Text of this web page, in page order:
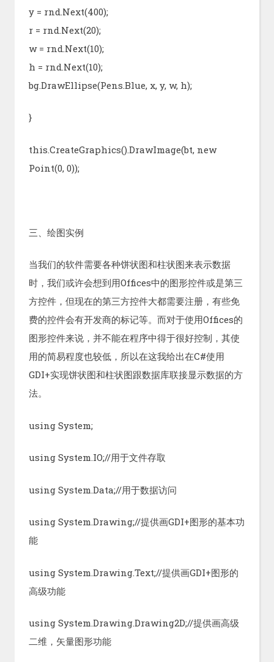
y = rnd.Next(400);
r = rnd.Next(20);
w = rnd.Next(10);
h = rnd.Next(10);
bg.DrawEllipse(Pens.Blue, x, y, w, h);
}
this.CreateGraphics().DrawImage(bt, new
Point(0, 0));
三、绘图实例
当我们的软件需要各种饼状图和柱状图来表示数据
时，我们或许会想到用Offices中的图形控件或是第三
方控件，但现在的第三方控件大都需要注册，有些免
费的控件会有开发商的标记等。而对于使用Offices的
图形控件来说，并不能在程序中得于很好控制，其使
用的简易程度也较低，所以在这我给出在C#使用
GDI+实现饼状图和柱状图跟数据库联接显示数据的方
法。
using System;
using System.IO;//用于文件存取
using System.Data;//用于数据访问
using System.Drawing;//提供画GDI+图形的基本功
能
using System.Drawing.Text;//提供画GDI+图形的
高级功能
using System.Drawing.Drawing2D;//提供画高级
二维，矢量图形功能